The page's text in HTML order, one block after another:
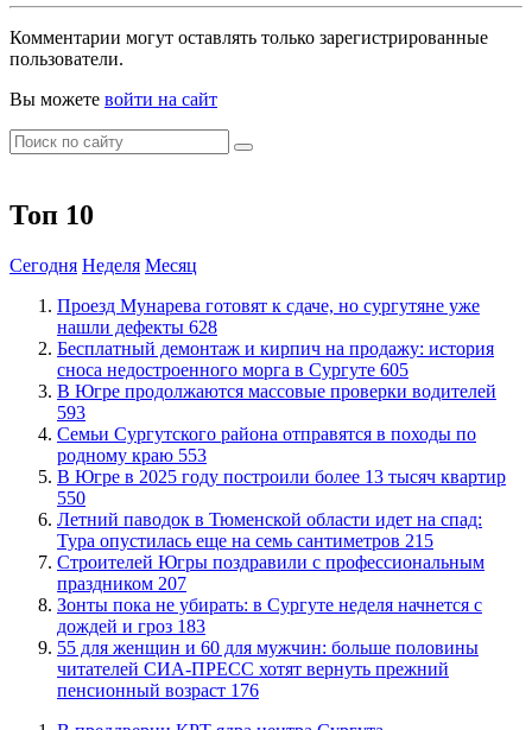
Комментарии могут оставлять только зарегистрированные
пользователи.
Вы можете войти на сайт
Топ 10
Сегодня Неделя Месяц
​Проезд Мунарева готовят к сдаче, но сургутяне уже
нашли дефекты 628
​Бесплатный демонтаж и кирпич на продажу: история
сноса недостроенного морга в Сургуте 605
​В Югре продолжаются массовые проверки водителей
593
​Семьи Сургутского района отправятся в походы по
родному краю 553
​В Югре в 2025 году построили более 13 тысяч квартир
550
​Летний паводок в Тюменской области идет на спад:
Тура опустилась еще на семь сантиметров 215
​Строителей Югры поздравили с профессиональным
праздником 207
​Зонты пока не убирать: в Сургуте неделя начнется с
дождей и гроз 183
​55 для женщин и 60 для мужчин: больше половины
читателей СИА-ПРЕСС хотят вернуть прежний
пенсионный возраст 176